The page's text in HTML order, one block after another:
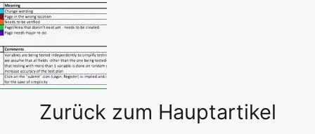
Zurück zum Hauptartikel